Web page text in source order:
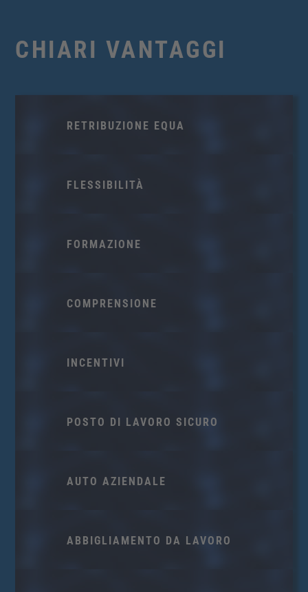
CHIARI VANTAGGI
RETRIBUZIONE EQUA
FLESSIBILITÀ
FORMAZIONE
COMPRENSIONE
INCENTIVI
POSTO DI LAVORO SICURO
AUTO AZIENDALE
ABBIGLIAMENTO DA LAVORO